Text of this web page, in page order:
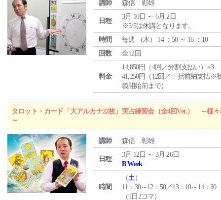
講師 森信 彰雄
日程
3月 10日 ～ 6月 2日
※5/5は休講となります。
時間
毎週 （木） 14 ：50 ～ 16 ：10
回数
全12回
料金
14,850円（4回／分割支払い）×3
41,250円（12回／一括前納支払※
義開始前まで）
タロット・カード「大アルカナ22枚」実占練習会（全4回Ver.） ～様
～
講師 森信 彰雄
日程
3月 12日 ～ 3月 26日
B Week
時間
（土）
11：30～12：50／13：10～14：30
（1日2コマ）